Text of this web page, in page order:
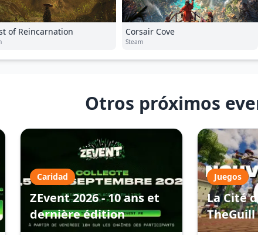
of Reincarnation Corsair Cove
Steam
Otros próximos
Caridad
ZEvent 2026 - 10 ans et
dernière édition
Juegos
La Cité
TheGuill